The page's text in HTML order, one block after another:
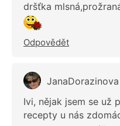
dršťka
Odpovědět
JanaDorazinova
Ivi, nějak jsem se už
recepty u nás